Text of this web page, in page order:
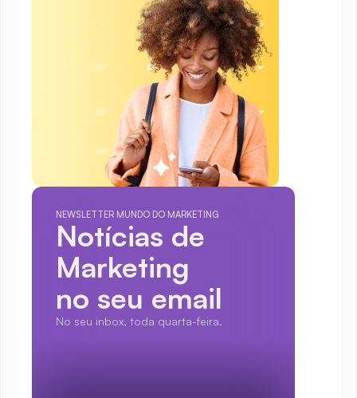
NEWSLETTER MUNDO DO MARKETING
Notícias de
Marketing
no seu email
No seu inbox, toda quarta-feira.